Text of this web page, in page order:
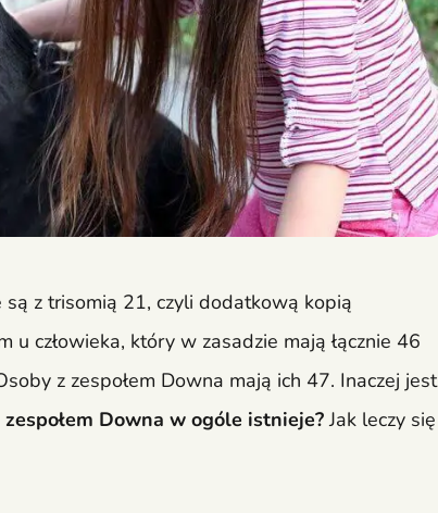
z trisomią 21, czyli dodatkową kopią
człowieka, który w zasadzie mają łącznie 46
z zespołem Downa mają ich 47. Inaczej jest
Downa w ogóle istnieje?Jak leczy się